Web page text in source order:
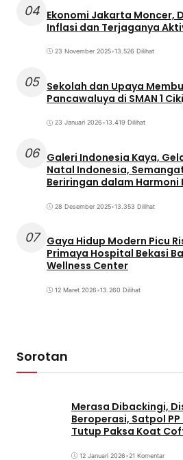
04 Ekonomi Jakarta Moncer,
Inflasi dan Terjaganya
23 November 2025•13.526 Dilihat
05 Sekolah dan Upaya
Pancawaluya di SMAN 1
23 Januari 2026•13.419 Dilihat
06 Galeri Indonesia Kaya,
Natal Indonesia,
Beriringan dalam Harmoni
28 Desember 2025•13.353 Dilihat
07
Gaya Hidup Modern Picu
Primaya Hospital Bekasi
Wellness Center
12 Maret 2026•13.260 Dilihat
Sorotan
Merasa Dibackingi,
Beroperasi, Satpol
Tutup Paksa Koat
12 Januari 2026•21 Komentar